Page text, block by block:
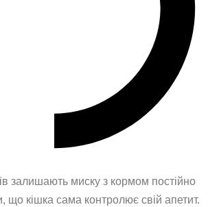
залишають миску з кормом постійно
кішка сама контролює свій апетит.